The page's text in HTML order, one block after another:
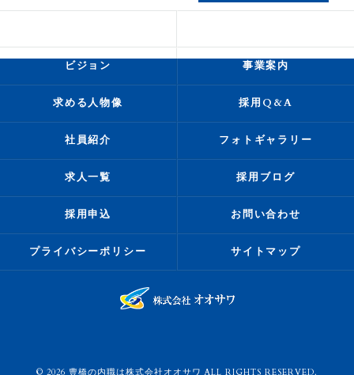
ビジョン 事業案内
求める人物像 採用Q&A
社員紹介 フォトギャラリー
求人一覧 採用ブログ
採用申込 お問い合わせ
プライバシーポリシー サイトマップ
© 2026 豊橋の内職は株式会社オオサワ ALL RIGHTS RESERVED.